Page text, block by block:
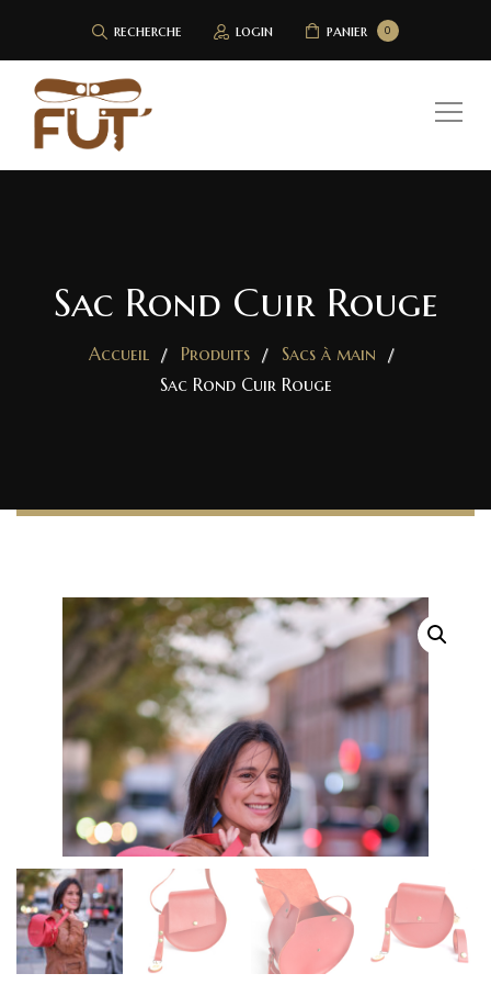
recherche login 0
panier
Sac Rond Cuir Rouge
Accueil Produits
Sacs à main
Sac Rond Cuir Rouge